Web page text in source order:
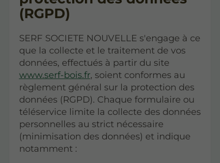
(RGPD)
SERF SOCIETE NOUVELLE s'engage à ce
que la collecte et le traitement de vos
données, effectués à partir du site
www.serf-bois.fr, soient conformes au
règlement général sur la protection des
données (RGPD). Chaque formulaire ou
téléservice limite la collecte des données
personnelles au strict nécessaire
(minimisation des données) et indique
notamment :